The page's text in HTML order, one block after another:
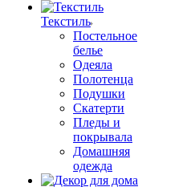
Текстиль
Постельное
белье
Одеяла
Полотенца
Подушки
Скатерти
Пледы и
покрывала
Домашняя
одежда